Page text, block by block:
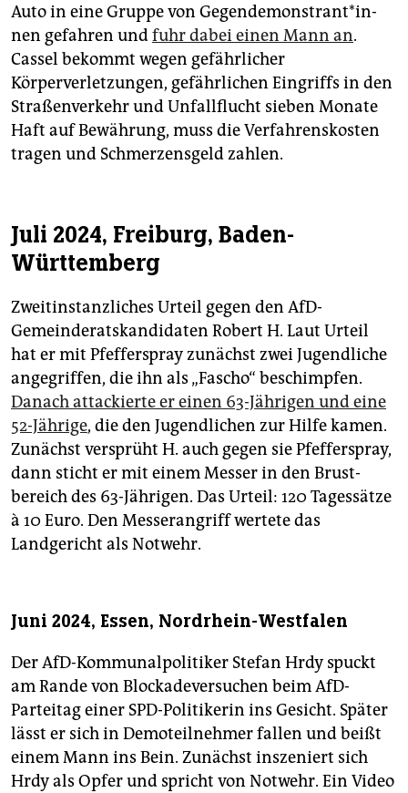
Auto in eine Gruppe von Ge­gen­de­mons­tran­t*in­
nen gefahren undfuhr dabei einen Mann an.
Cassel bekommt wegen gefährlicher
Körperverletzungen, gefährlichen Eingriffs in den
Straßenverkehr und Unfallflucht sieben Monate
Haft auf Bewährung, muss die Verfahrenskosten
tragen und Schmerzensgeld zahlen.
Juli 2024, Freiburg, Baden-
Württemberg
Zweitinstanzliches Urteil gegen den AfD-
Gemeinderatskandidaten Robert H. Laut Urteil
hat er mit Pfefferspray zunächst zwei Jugendliche
angegriffen, die ihn als „Fascho“ beschimpfen.
Danach attackierte er einen 63-Jährigen und eine
52-Jährige, die den Jugendlichen zur Hilfe kamen.
Zunächst versprüht H. auch gegen sie Pfefferspray,
dann sticht er mit einem Messer in den Brust­
bereich des 63-Jährigen. Das Urteil: 120 Tagessätze
à 10 Euro. Den Messerangriff wertete das
Landgericht als Notwehr.
Juni 2024, Essen, Nordrhein-Westfalen
Der AfD-Kommunalpolitiker Stefan Hrdy spuckt
am Rande von Blockadeversuchen beim AfD-
Parteitag einer SPD-Politikerin ins Gesicht. Später
lässt er sich in Demoteilnehmer fallen und beißt
einem Mann ins Bein. Zunächst inszeniert sich
Hrdy als Opfer und spricht von Notwehr. Ein Video